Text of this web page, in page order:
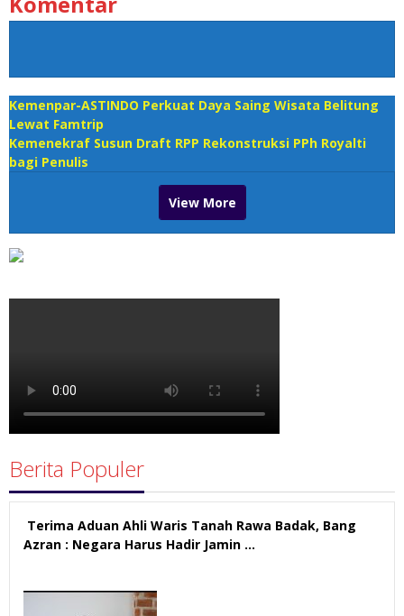
Kemenpar-ASTINDO Perkuat Daya Saing Wisata Belitung
Lewat Famtrip
Kemenekraf Susun Draft RPP Rekonstruksi PPh Royalti
bagi Penulis
View More
Berita Populer
Terima Aduan Ahli Waris Tanah Rawa Badak, Bang
Azran : Negara Harus Hadir Jamin …